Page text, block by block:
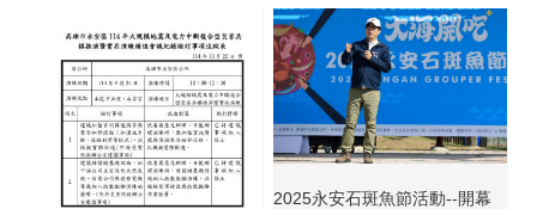
2025永安石斑魚節活動--開幕